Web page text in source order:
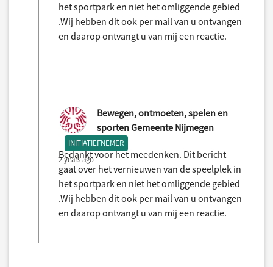
het sportpark en niet het omliggende gebied
.Wij hebben dit ook per mail van u ontvangen
en daarop ontvangt u van mij een reactie.
Bewegen, ontmoeten, spelen en
sporten Gemeente Nijmegen
INITIATIEFNEMER
2 years ago
Bedankt voor het meedenken. Dit bericht
gaat over het vernieuwen van de speelplek in
het sportpark en niet het omliggende gebied
.Wij hebben dit ook per mail van u ontvangen
en daarop ontvangt u van mij een reactie.